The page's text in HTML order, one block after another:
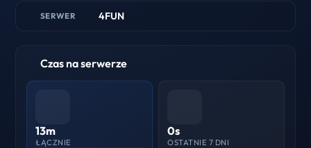
SERWER 4FUN
Czas na serwerze
13m
ŁĄCZNIE
0s
OSTATNIE 7 DNI